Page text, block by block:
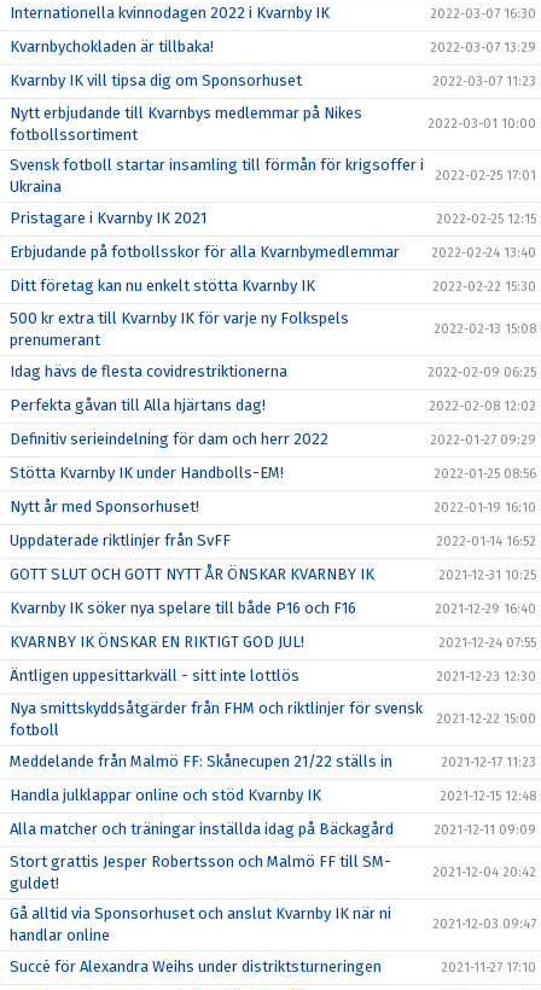
Internationella kvinnodagen 2022 i Kvarnby IK 2022-03-07 16:30
Kvarnbychokladen är tillbaka! 2022-03-07 13:29
Kvarnby IK vill tipsa dig om Sponsorhuset 2022-03-07 11:23
Nytt erbjudande till Kvarnbys medlemmar på Nikes
fotbollssortiment
2022-03-01 10:00
Svensk fotboll startar insamling till förmån för krigsoffer i
Ukraina
2022-02-25 17:01
Pristagare i Kvarnby IK 2021 2022-02-25 12:15
Erbjudande på fotbollsskor för alla Kvarnbymedlemmar 2022-02-24 13:40
Ditt företag kan nu enkelt stötta Kvarnby IK 2022-02-22 15:30
500 kr extra till Kvarnby IK för varje ny Folkspels
prenumerant
2022-02-13 15:08
Idag hävs de flesta covidrestriktionerna 2022-02-09 06:25
Perfekta gåvan till Alla hjärtans dag! 2022-02-08 12:02
Definitiv serieindelning för dam och herr 2022 2022-01-27 09:29
Stötta Kvarnby IK under Handbolls-EM! 2022-01-25 08:56
Nytt år med Sponsorhuset! 2022-01-19 16:10
Uppdaterade riktlinjer från SvFF 2022-01-14 16:52
GOTT SLUT OCH GOTT NYTT ÅR ÖNSKAR KVARNBY IK 2021-12-31 10:25
Kvarnby IK söker nya spelare till både P16 och F16 2021-12-29 16:40
KVARNBY IK ÖNSKAR EN RIKTIGT GOD JUL! 2021-12-24 07:55
Äntligen uppesittarkväll - sitt inte lottlös 2021-12-23 12:30
Nya smittskyddsåtgärder från FHM och riktlinjer för svensk
fotboll
2021-12-22 15:00
Meddelande från Malmö FF: Skånecupen 21/22 ställs in 2021-12-17 11:23
Handla julklappar online och stöd Kvarnby IK 2021-12-15 12:48
Alla matcher och träningar inställda idag på Bäckagård 2021-12-11 09:09
Stort grattis Jesper Robertsson och Malmö FF till SM-
guldet!
2021-12-04 20:42
Gå alltid via Sponsorhuset och anslut Kvarnby IK när ni
handlar online
2021-12-03 09:47
Succé för Alexandra Weihs under distriktsturneringen 2021-11-27 17:10